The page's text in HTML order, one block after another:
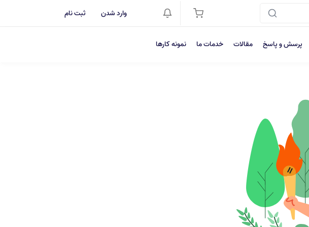
وارد شدن ثبت نام
پرسش و پاسخ مقالات خدمات ما نمونه کارها